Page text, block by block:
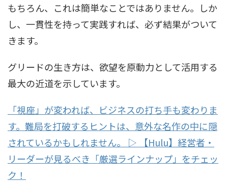
もちろん、これは簡単なことではありません。しか
し、一貫性を持って実践すれば、必ず結果がついて
きます。
グリードの生き方は、欲望を原動力として活用する
最大の近道を示しています。
「視座」が変われば、ビジネスの打ち手も変わりま
す。難局を打破するヒントは、意外な名作の中に隠
されているかもしれません。 ▷ 【Hulu】経営者・
リーダーが見るべき「厳選ラインナップ」をチェッ
ク！